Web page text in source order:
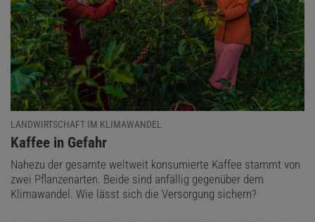
LANDWIRTSCHAFT IM KLIMAWANDEL
:
Kaffee in Gefahr
Nahezu der gesamte weltweit konsumierte Kaffee stammt von
zwei Pflanzenarten. Beide sind anfällig gegenüber dem
Klimawandel. Wie lässt sich die Versorgung sichern?